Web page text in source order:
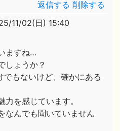
返信する 削除する
11/02(日) 15:40
ますね…
しょうか？
もないけど、確かにある
を感じています。
なんでも聞いていません